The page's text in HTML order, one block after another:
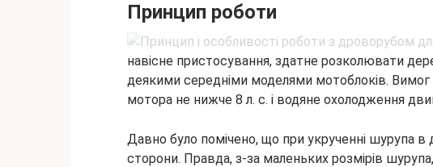
Принцип роботи
навісне пристосування, здатне розколювати
деякими середніми моделями мотоблоків.
мотора не нижче 8 л. с. і водяне охолодження
Давно було помічено, що при укрученні шурупа
сторони. Правда, з-за маленьких розмірів